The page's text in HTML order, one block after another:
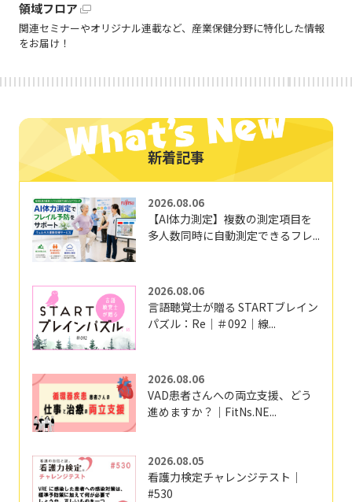
領域フロア
関連セミナーやオリジナル連載など、産業保健分野に特化した情報
をお届け！
新着記事
2026.08.06
【AI体力測定】複数の測定項目を
多人数同時に自動測定できるフレ...
2026.08.06
言語聴覚士が贈る STARTブレイン
パズル：Re｜＃092｜線...
2026.08.06
VAD患者さんへの両立支援、どう
進めますか？｜FitNs.NE...
2026.08.05
看護力検定チャレンジテスト｜
#530